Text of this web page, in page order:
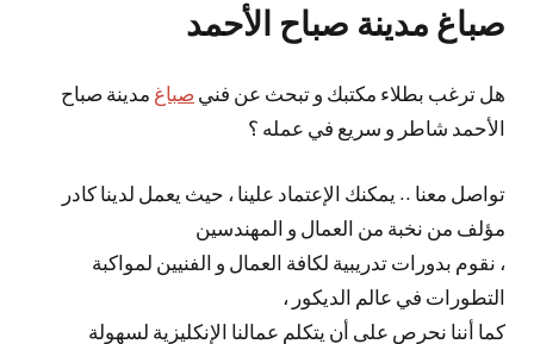
صباغ مدينة صباح الأحمد
هل ترغب بطلاء مكتبك و تبحث عن فني صباغ مدينة صباح
الأحمد شاطر و سريع في عمله ؟
تواصل معنا .. يمكنك الإعتماد علينا ، حيث يعمل لدينا كادر
مؤلف من نخبة من العمال و المهندسين
، نقوم بدورات تدريبية لكافة العمال و الفنيين لمواكبة
التطورات في عالم الديكور ،
كما أننا نحرص على أن يتكلم عمالنا الإنكليزية لسهولة